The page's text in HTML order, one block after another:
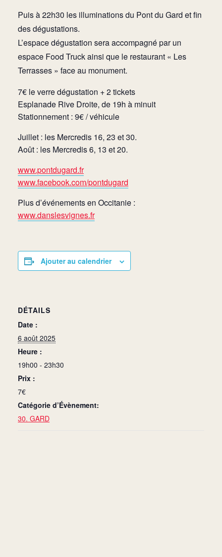
Puis à 22h30 les illuminations du Pont du Gard et fin
des dégustations.
L’espace dégustation sera accompagné par un
espace Food Truck ainsi que le restaurant « Les
Terrasses » face au monument.
7€ le verre dégustation + 2 tickets
Esplanade Rive Droite, de 19h à minuit
Stationnement : 9€ / véhicule
Juillet : les Mercredis 16, 23 et 30.
Août : les Mercredis 6, 13 et 20.
www.pontdugard.fr
www.facebook.com/pontdugard
Plus d’événements en Occitanie :
www.danslesvignes.fr
Ajouter au calendrier
DÉTAILS
Date :
6 août 2025
Heure :
19h00 - 23h30
Prix :
7€
Catégorie d’Évènement:
30. GARD